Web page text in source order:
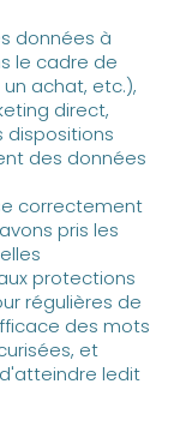
données à
le cadre de
achat, etc.),
direct,
dispositions
des données
correctement
pris les
protections
régulières de
des mots
et
ledit